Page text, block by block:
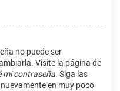
no puede ser
Visite la página de
mi contraseña. Siga las
en muy poco